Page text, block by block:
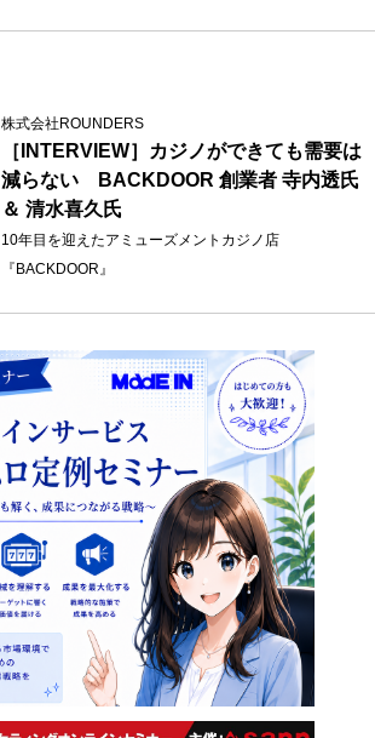
株式会社ROUNDERS
［INTERVIEW］カジノができても需要は
減らない BACKDOOR 創業者 寺内透氏
＆ 清水喜久氏
10年目を迎えたアミューズメントカジノ店
『BACKDOOR』